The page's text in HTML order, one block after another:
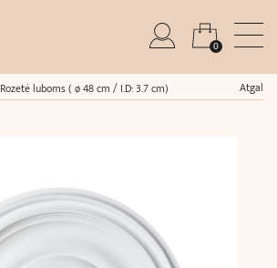
0
Rozetė luboms ( ø 48 cm / I.D: 3.7 cm) Atgal